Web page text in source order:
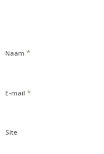
Naam *
E-mail *
Site